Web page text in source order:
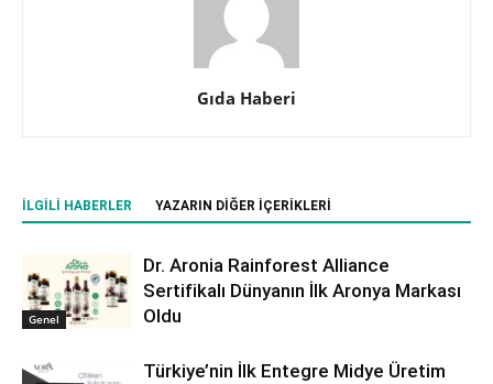
Gıda Haberi
İLGILI HABERLER YAZARIN DIĞER İÇERIKLERI
Genel
Dr. Aronia Rainforest Alliance
Sertifikalı Dünyanın İlk Aronya Markası
Oldu
Türkiye’nin İlk Entegre Midye Üretim